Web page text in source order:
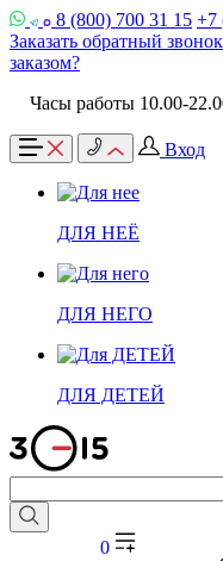
8 (800) 700 31 15 +7
Заказать обратный
заказом?
Часы работы 10.00-
Вход
ДЛЯ НЕЁ
ДЛЯ НЕГО
ДЛЯ ДЕТЕЙ
0